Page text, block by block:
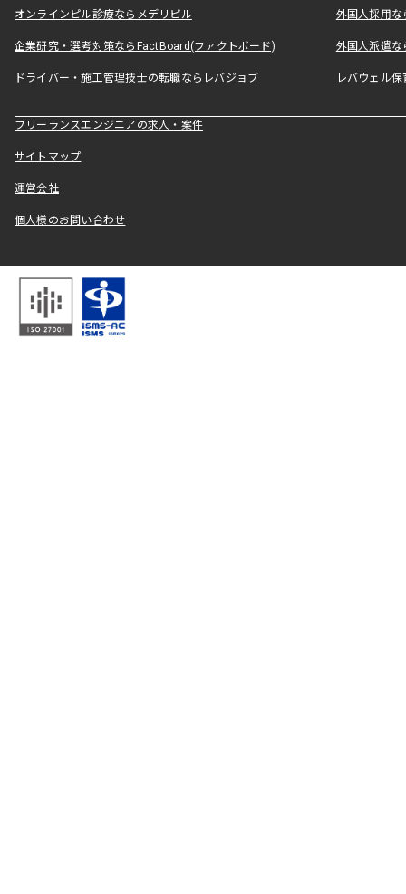
オンラインピル診療ならメデリピル 外国人採用
企業研究・選考対策ならFactBoard(ファクトボード) 外国人派遣な
ドライバー・施工管理技士の転職ならレバジョブ レバウェル
フリーランスエンジニアの求人・案件
サイトマップ
運営会社
個人様のお問い合わせ